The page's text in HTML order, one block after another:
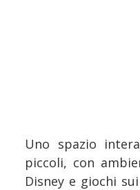
Uno spazio
piccoli, con
Disney e giochi